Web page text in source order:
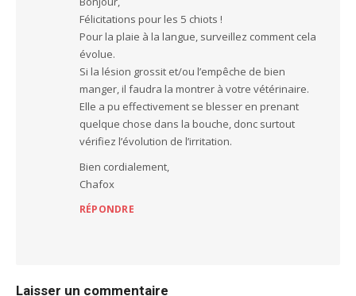
Félicitations pour les 5 chiots !
Pour la plaie à la langue, surveillez comment cela
évolue.
Si la lésion grossit et/ou l’empêche de bien
manger, il faudra la montrer à votre vétérinaire.
Elle a pu effectivement se blesser en prenant
quelque chose dans la bouche, donc surtout
vérifiez l’évolution de l’irritation.
Bien cordialement,
Chafox
RÉPONDRE
Laisser un commentaire